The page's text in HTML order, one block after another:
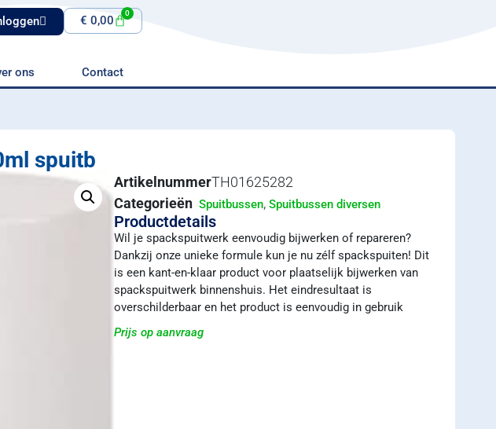
€ 0,00
0
ons Contact
spuitb
ArtikelnummerTH01625282
Categorieën Spuitbussen, Spuitbussen diversen
Productdetails
Wil je spackspuitwerk eenvoudig bijwerken of repareren?
Dankzij onze unieke formule kun je nu zélf spackspuiten! Dit
is een kant-en-klaar product voor plaatselijk bijwerken van
spackspuitwerk binnenshuis. Het eindresultaat is
overschilderbaar en het product is eenvoudig in gebruik
Prijs op aanvraag